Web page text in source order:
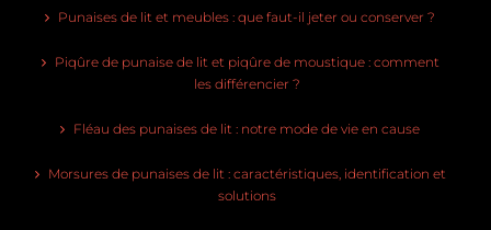
Punaises de lit et meubles : que faut-il jeter ou conserver ?
Piqûre de punaise de lit et piqûre de moustique : comment
les différencier ?
Fléau des punaises de lit : notre mode de vie en cause
Morsures de punaises de lit : caractéristiques, identification et
solutions